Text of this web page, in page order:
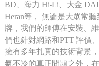
BD、海力 Hi-Li、大金
Heran等， 無論是大眾常
牌，我們的師傅在安裝、
們也針對網路和PTT 評價
擁有多年扎實的技術背景
氣不冷的真正問題之外，